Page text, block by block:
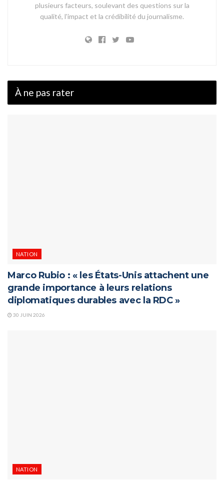
plusieurs facteurs, soulevant des questions sur la
qualité, l'impact et la crédibilité du journalisme.
À ne pas rater
NATION
Marco Rubio : « les États-Unis attachent une
grande importance à leurs relations
diplomatiques durables avec la RDC »
30 JUIN 2026
NATION